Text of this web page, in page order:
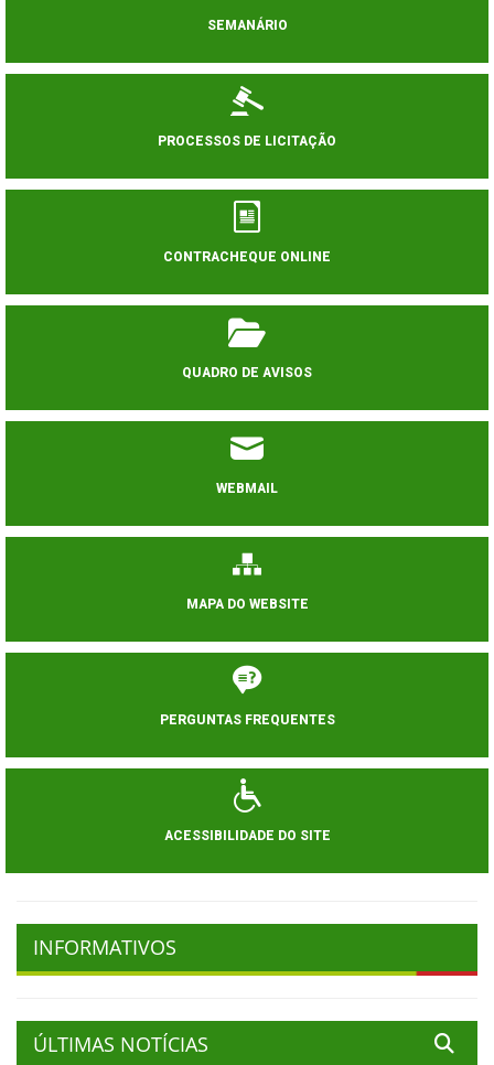
SEMANÁRIO
PROCESSOS DE LICITAÇÃO
CONTRACHEQUE ONLINE
QUADRO DE AVISOS
WEBMAIL
MAPA DO WEBSITE
PERGUNTAS FREQUENTES
ACESSIBILIDADE DO SITE
INFORMATIVOS
ÚLTIMAS NOTÍCIAS